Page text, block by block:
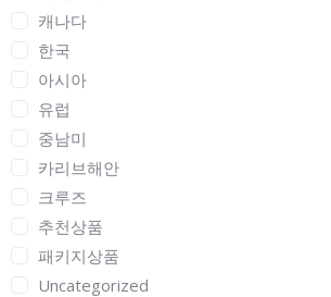
캐나다
한국
아시아
유럽
중남미
카리브해안
크루즈
추천상품
패키지상품
Uncategorized